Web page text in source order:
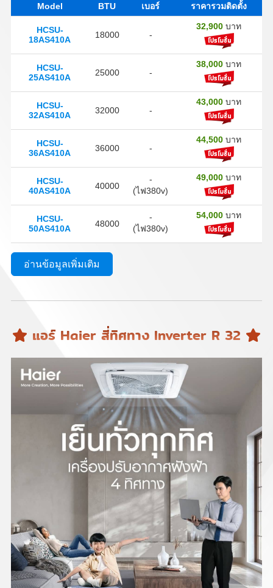
Model BTU เบอร์ ราคารวมติดตั้ง
HCSU-
18AS410A
18000 -
32,900 บาท
HCSU-
25AS410A
25000 -
38,000 บาท
HCSU-
32AS410A
32000 -
43,000 บาท
HCSU-
36AS410A
36000 -
44,500 บาท
HCSU-
40AS410A
40000
-
(ไฟ380v)
49,000 บาท
HCSU-
50AS410A
48000
-
(ไฟ380v)
54,000 บาท
อ่านข้อมูลเพิ่มเติม
แอร์ Haier สี่ทิศทาง Inverter R 32